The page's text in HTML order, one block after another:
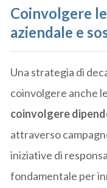
Coinvolgere
aziendale e
Una strategia di
coinvolgere anche
coinvolgere
attraverso
iniziative di
fondamentale per